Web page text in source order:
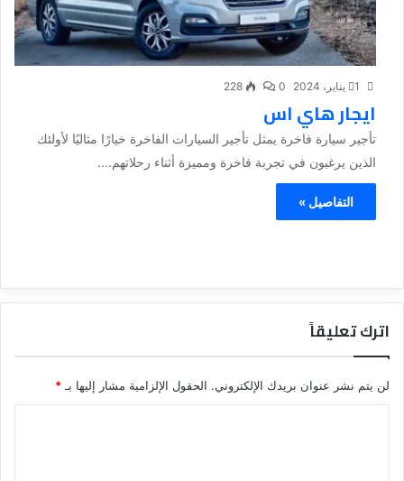
1 يناير، 2024 0
228
ايجار هاي اس
تأجير سيارة فاخرة يمثل تأجير السيارات الفاخرة خيارًا مثاليًا لأولئك
الذين يرغبون في تجربة فاخرة ومميزة أثناء رحلاتهم....
التفاصيل »
اترك تعليقاً
لن يتم نشر عنوان بريدك الإلكتروني. الحقول الإلزامية مشار إليها بـ *